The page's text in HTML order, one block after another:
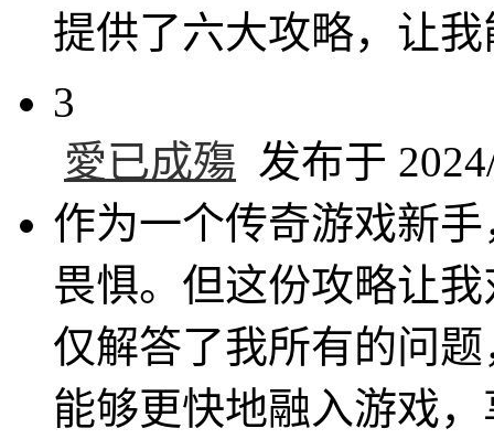
提供了六大攻略，让
3
愛已成殤 发布于
作为一个传奇游戏新
畏惧。但这份攻略让
仅解答了我所有的问
能够更快地融入游戏